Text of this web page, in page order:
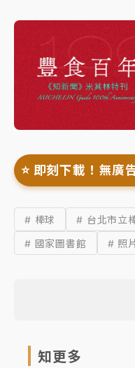
⭐️ 即刻下載！無廣
# 棒球 # 台北市立
# 國家圖書館
# 照
知更多